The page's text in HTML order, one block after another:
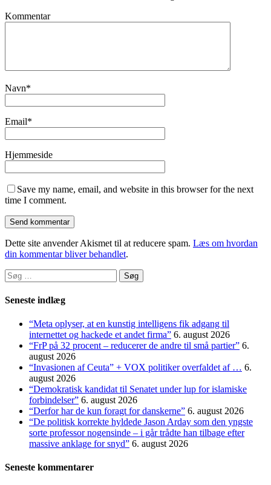
Kommentar
Navn*
Email*
Hjemmeside
Save my name, email, and website in this browser for the next
time I comment.
Dette site anvender Akismet til at reducere spam. Læs om hvordan
din kommentar bliver behandlet.
Søg
efter:
Seneste indlæg
“Meta oplyser, at en kunstig intelligens fik adgang til
internettet og hackede et andet firma” 6. august 2026
“FrP på 32 procent – reducerer de andre til små partier” 6.
august 2026
“Invasionen af Ceuta” + VOX politiker overfaldet af … 6.
august 2026
“Demokratisk kandidat til Senatet under lup for islamiske
forbindelser” 6. august 2026
“Derfor har de kun foragt for danskerne” 6. august 2026
“De politisk korrekte hyldede Jason Arday som den yngste
sorte professor nogensinde – i går trådte han tilbage efter
massive anklage for snyd” 6. august 2026
Seneste kommentarer